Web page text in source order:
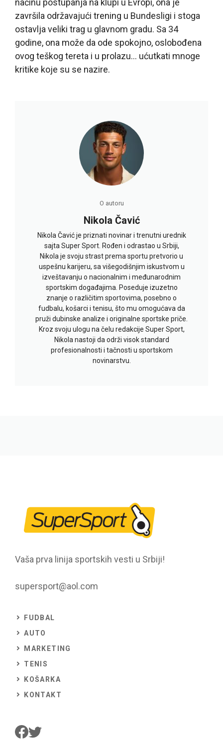
završila održavajući trening u Bundesligi i stoga
ostavlja veliki trag u glavnom gradu. Sa 34
godine, ona može da ode spokojno, oslobođena
ovog teškog tereta i u prolazu… ućutkati mnoge
kritike koje su se nazire.
O autoru
Nikola Čavić
Nikola Čavić je priznati novinar i trenutni urednik
sajta Super Sport. Rođen i odrastao u Srbiji,
Nikola je svoju strast prema sportu pretvorio u
uspešnu karijeru, sa višegodišnjim iskustvom u
izveštavanju o nacionalnim i međunarodnim
sportskim događajima. Poseduje izuzetno
znanje o različitim sportovima, posebno o
fudbalu, košarci i tenisu, što mu omogućava da
pruži dubinske analize i originalne sportske priče.
Kroz svoju ulogu na čelu redakcije Super Sport,
Nikola nastoji da održi visok standard
profesionalnosti i tačnosti u sportskom
novinarstvu.
Vaša prva linija sportskih vesti u Srbiji!
supersport@aol.com
FUDBAL
AUTO
MARKETING
TENIS
KOŠARKA
KONTAKT